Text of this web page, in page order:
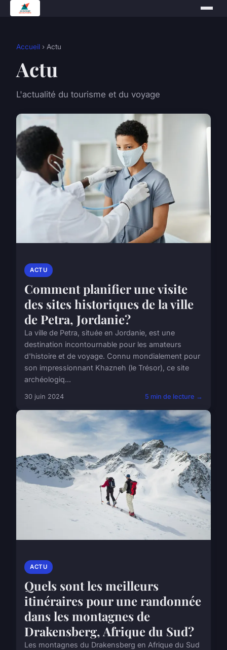
Accueil › Actu
Actu
L'actualité du tourisme et du voyage
ACTU
Comment planifier une visite
des sites historiques de la ville
de Petra, Jordanie?
La ville de Petra, située en Jordanie, est une
destination incontournable pour les amateurs
d'histoire et de voyage. Connu mondialement pour
son impressionnant Khazneh (le Trésor), ce site
archéologiq...
30 juin 2024 5 min de lecture →
ACTU
Quels sont les meilleurs
itinéraires pour une randonnée
dans les montagnes de
Drakensberg, Afrique du Sud?
Les montagnes du Drakensberg en Afrique du Sud